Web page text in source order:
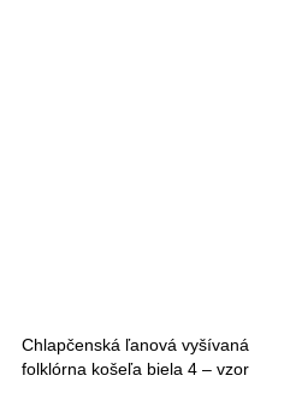
Chlapčenská ľanová vyšívaná
folklórna košeľa biela 4 – vzor